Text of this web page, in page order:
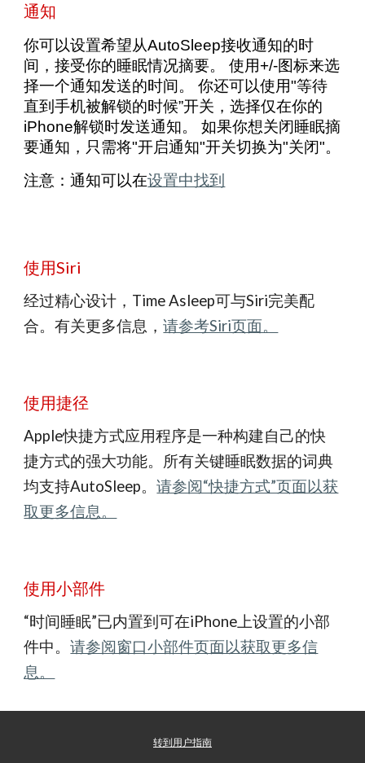
通知
你可以设置希望从AutoSleep接收通知的时
间，接受你的睡眠情况摘要。 使用+/-图标来选
择一个通知发送的时间。 你还可以使用"等待
直到手机被解锁的时候”开关，选择仅在你的
iPhone解锁时发送通知。 如果你想关闭睡眠摘
要通知，只需将"开启通知"开关切换为"关闭"。
注意：通知可以在设置中找到
使用Siri
经过精心设计，Time Asleep可与Siri完美配
合。有关更多信息，请参考Siri页面。
使用捷径
Apple快捷方式应用程序是一种构建自己的快
捷方式的强大功能。所有关键睡眠数据的词典
均支持AutoSleep。请参阅“快捷方式”页面以获
取更多信息。
使用小部件
“时间睡眠”已内置到可在iPhone上设置的小部
件中。请参阅窗口小部件页面以获取更多信
息。
转到用户指南